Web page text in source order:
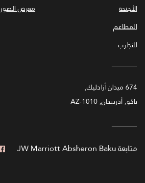
الأجنحة
المطاعم
التجارب
معرض الصور
674 ميدان أزادليك,
باكو, أذربيجان, AZ-1010
متابعةJW Marriott Absheron Baku